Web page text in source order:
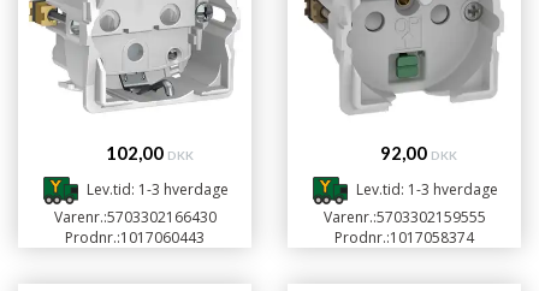
102,00 DKK
Lev.tid: 1-3 hverdage
Varenr.:5703302166430
Prodnr.:1017060443
92,00 DKK
Lev.tid: 1-3 hverdage
Varenr.:5703302159555
Prodnr.:1017058374